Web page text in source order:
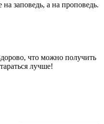
заповедь, а на проповедь.
что можно получить
лучше!